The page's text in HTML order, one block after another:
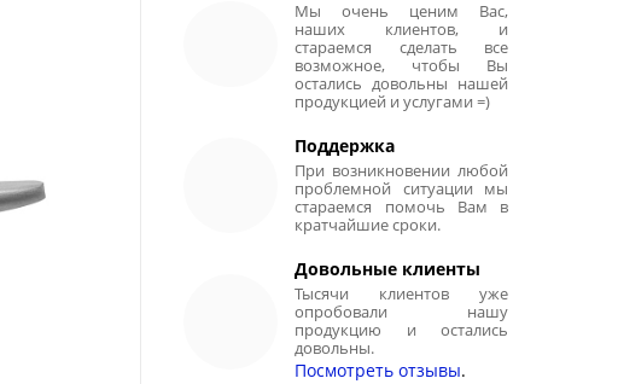
Мы очень ценим Вас,
наших клиентов, и
стараемся сделать все
возможное, чтобы Вы
остались довольны нашей
продукцией и услугами =)
Поддержка
При возникновении любой
проблемной ситуации мы
стараемся помочь Вам в
кратчайшие сроки.
Довольные клиенты
Тысячи клиентов уже
опробовали нашу
продукцию и остались
довольны.
Посмотреть отзывы.